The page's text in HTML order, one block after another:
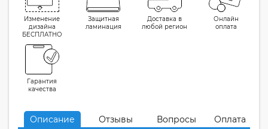
Изменение
дизайна
БЕСПЛАТНО
Защитная
ламинация
Доставка в
любой регион
Онлайн
оплата
Гарантия
качества
Описание Отзывы Вопросы Оплата